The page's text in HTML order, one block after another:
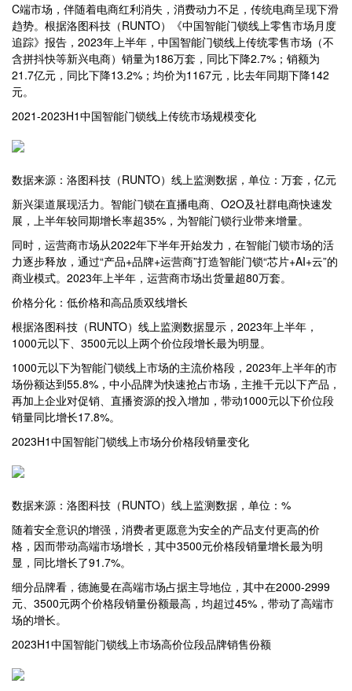
C端市场，伴随着电商红利消失，消费动力不足，传统电商呈现下滑
趋势。根据洛图科技（RUNTO）《中国智能门锁线上零售市场月度
追踪》报告，2023年上半年，中国智能门锁线上传统零售市场（不
含拼抖快等新兴电商）销量为186万套，同比下降2.7%；销额为
21.7亿元，同比下降13.2%；均价为1167元，比去年同期下降142
元。
2021-2023H1中国智能门锁线上传统市场规模变化
数据来源：洛图科技（RUNTO）线上监测数据，单位：万套，亿元
新兴渠道展现活力。智能门锁在直播电商、O2O及社群电商快速发
展，上半年较同期增长率超35%，为智能门锁行业带来增量。
同时，运营商市场从2022年下半年开始发力，在智能门锁市场的活
力逐步释放，通过“产品+品牌+运营商”打造智能门锁“芯片+AI+云”的
商业模式。2023年上半年，运营商市场出货量超80万套。
价格分化：低价格和高品质双线增长
根据洛图科技（RUNTO）线上监测数据显示，2023年上半年，
1000元以下、3500元以上两个价位段增长最为明显。
1000元以下为智能门锁线上市场的主流价格段，2023年上半年的市
场份额达到55.8%，中小品牌为快速抢占市场，主推千元以下产品，
再加上企业对促销、直播资源的投入增加，带动1000元以下价位段
销量同比增长17.8%。
2023H1中国智能门锁线上市场分价格段销量变化
数据来源：洛图科技（RUNTO）线上监测数据，单位：%
随着安全意识的增强，消费者更愿意为安全的产品支付更高的价
格，因而带动高端市场增长，其中3500元价格段销量增长最为明
显，同比增长了91.7%。
细分品牌看，德施曼在高端市场占据主导地位，其中在2000-2999
元、3500元两个价格段销量份额最高，均超过45%，带动了高端市
场的增长。
2023H1中国智能门锁线上市场高价位段品牌销售份额